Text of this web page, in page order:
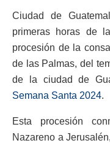
Ciudad de
primeras horas de
procesión de la
de las Palmas, del
de la ciudad de
Semana Santa 2024.
Esta procesión
Nazareno a